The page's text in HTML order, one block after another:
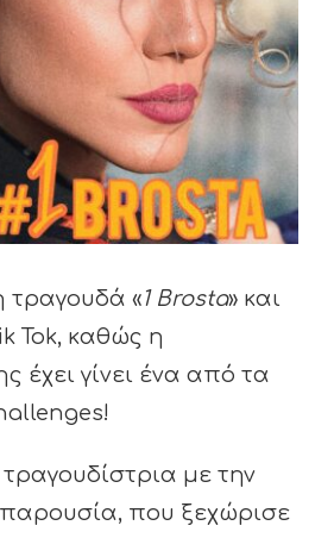
τραγουδά «1 Brosta» και
Tok, καθώς η
έχει γίνει ένα από τα
με την
που ξεχώρισε